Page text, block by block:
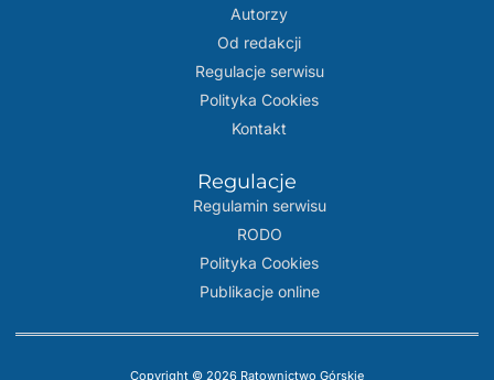
Autorzy
Od redakcji
Regulacje serwisu
Polityka Cookies
Kontakt
Regulacje
Regulamin serwisu
RODO
Polityka Cookies
Publikacje online
Copyright © 2026 Ratownictwo Górskie